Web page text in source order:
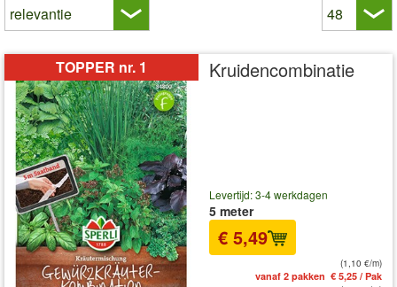
TOPPER nr. 1 Kruidencombinatie
Levertijd: 3-4 werkdagen
5 meter
€ 5,49
(1,10 €/m)
vanaf 2 pakken € 5,25 / Pak